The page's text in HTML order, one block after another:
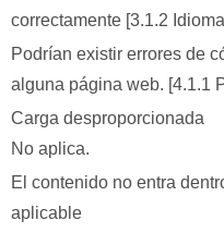
correctamente [3.1.2
Podrían existir errores de
alguna página web. [4.1.1
Carga desproporcionada
No aplica.
El contenido no entra
aplicable